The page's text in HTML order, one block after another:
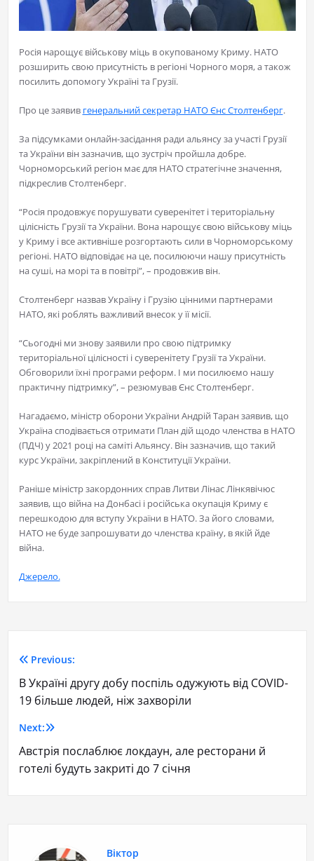
Росія нарощує військову міць в окупованому Криму. НАТО
розширить свою присутність в регіоні Чорного моря, а також
посилить допомогу Україні та Грузії.
Про це заявив генеральний секретар НАТО Єнс Столтенберг.
За підсумками онлайн-засідання ради альянсу за участі Грузії
та України він зазначив, що зустріч пройшла добре.
Чорноморський регіон має для НАТО стратегічне значення,
підкреслив Столтенберг.
“Росія продовжує порушувати суверенітет і територіальну
цілісність Грузії та України. Вона нарощує свою військову міць
у Криму і все активніше розгортають сили в Чорноморському
регіоні. НАТО відповідає на це, посилюючи нашу присутність
на суші, на морі та в повітрі”, – продовжив він.
Столтенберг назвав Україну і Грузію цінними партнерами
НАТО, які роблять важливий внесок у її місії.
“Сьогодні ми знову заявили про свою підтримку
територіальної цілісності і суверенітету Грузії та України.
Обговорили їхні програми реформ. І ми посилюємо нашу
практичну підтримку”, – резюмував Єнс Столтенберг.
Нагадаємо, міністр оборони України Андрій Таран заявив, що
Україна сподівається отримати План дій щодо членства в НАТО
(ПДЧ) у 2021 році на саміті Альянсу. Він зазначив, що такий
курс України, закріплений в Конституції України.
Раніше міністр закордонних справ Литви Лінас Лінкявічюс
заявив, що війна на Донбасі і російська окупація Криму є
перешкодою для вступу України в НАТО. За його словами,
НАТО не буде запрошувати до членства країну, в якій йде
війна.
Джерело.
Previous:
В Україні другу добу поспіль одужують від COVID-
19 більше людей, ніж захворіли
Next:
Австрія послаблює локдаун, але ресторани й
готелі будуть закриті до 7 січня
Віктор